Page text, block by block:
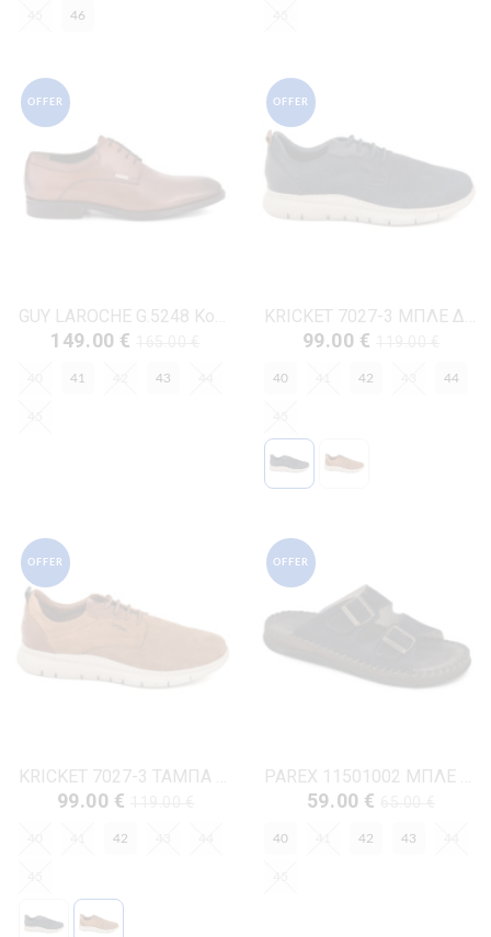
46
OFFER
GUY LAROCHE G.5248 Κονιάκ Δέρμα
149.00 €
41 43
OFFER
KRICKET 7027-3 ΜΠΛΕ ΔΕΡΜΑ-NUBUK
99.00 €
40 42 44
OFFER
99.00 €
42
OFFER
59.00 €
40 42 43